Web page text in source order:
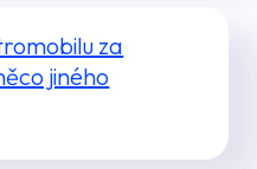
za
jiného